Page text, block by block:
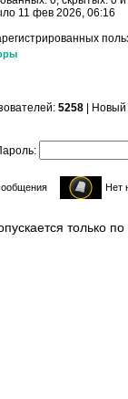
11 фев 2026, 06:16
5258 |
Нет
только